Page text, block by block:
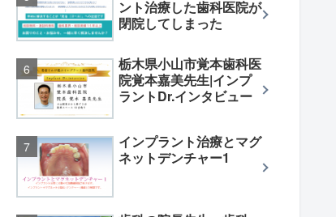
ント治療した歯科医院が
閉院してしまった
栃木県小山市覚本歯科医
院覚本嘉美先生|インプ
ラントDr.インタビュー
インプラント治療とマグ
ネットデンチャー1